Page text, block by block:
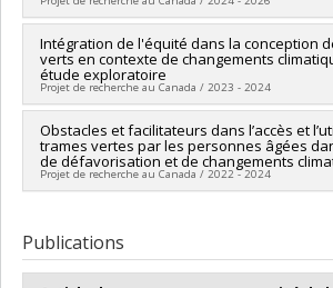
Environnement et Lutte contre les
Grant programs:
Intégration de l'équité dans la conception
verts en contexte de changements
étude exploratoire
Projet de recherche au Canada / 2023 - 2024
Obstacles et facilitateurs dans l’accès et
trames vertes par les personnes âgées
de défavorisation et de changements
Projet de recherche au Canada / 2022 - 2024
Publications